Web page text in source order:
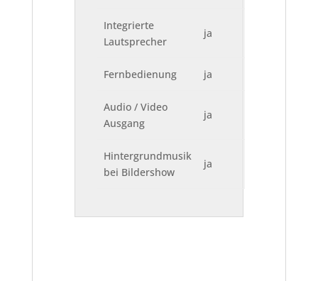
Integrierte
Lautsprecher
ja
Fernbedienung ja
Audio / Video
Ausgang
ja
Hintergrundmusik
bei Bildershow
ja